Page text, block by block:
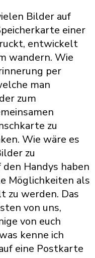
Bilder auf
einer
entwickelt
wandern. Wie
per
man
zum
zu
Wie wäre es
zu
Handys haben
Möglichkeiten als
zu werden. Das
von uns,
von euch
kenne ich
eine Postkarte